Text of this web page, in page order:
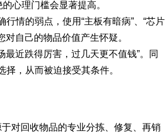
心理门槛会显著提高。
情的弱点，使用“主板有暗病”、“芯片
对自己的物品价值产生怀疑。
最近跌得厉害，过几天更不值钱”。同
，从而被迫接受其条件。
对回收物品的专业分拣、修复、再销